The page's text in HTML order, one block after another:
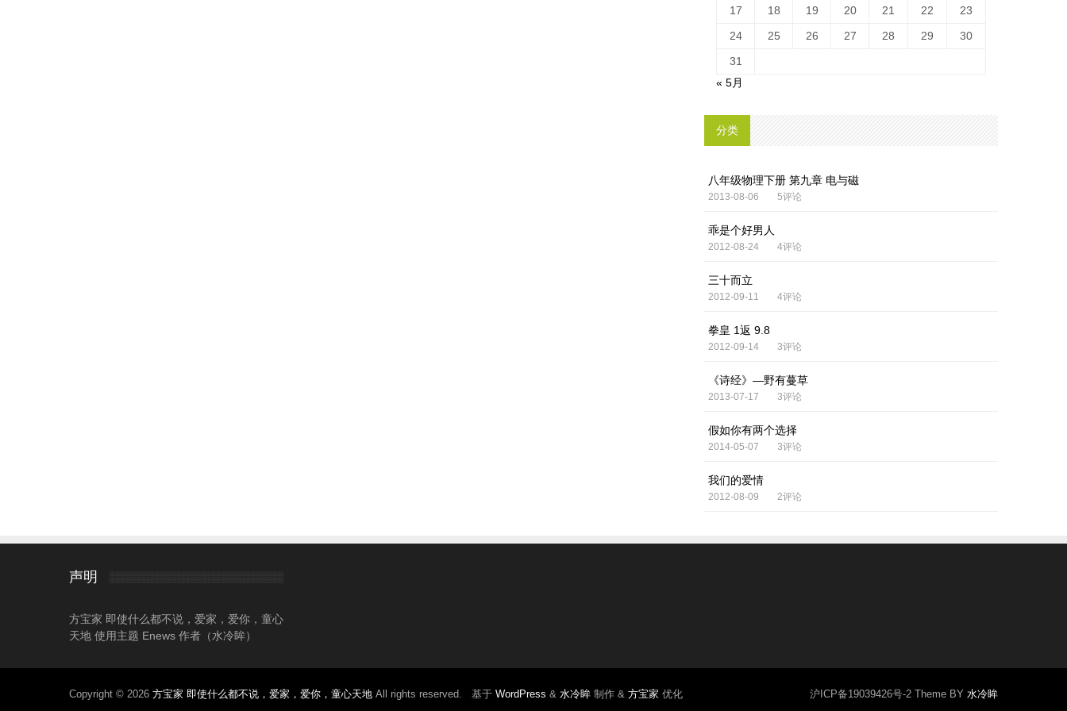
17
18 19 20 21 22
23
24
25 26 27 28 29
30
31
« 5月
分类
八年级物理下册 第九章 电与磁
2013-08-06 5评论
乖是个好男人
2012-08-24 4评论
三十而立
2012-09-11 4评论
拳皇 1返 9.8
2012-09-14 3评论
《诗经》—野有蔓草
2013-07-17 3评论
假如你有两个选择
2014-05-07 3评论
我们的爱情
2012-08-09 2评论
声明
方宝家 即使什么都不说，爱家，爱你，童心
天地 使用主题 Enews 作者（水冷眸）
Copyright © 2026 方宝家 即使什么都不说，爱家，爱你，童心天地 All rights reserved. 基于 WordPress & 水冷眸 制作 & 方宝家 优化 沪ICP备19039426号-2 Theme BY 水冷眸